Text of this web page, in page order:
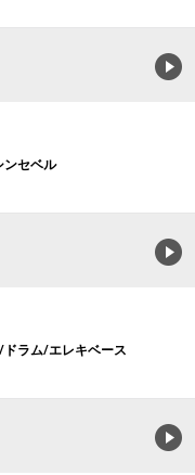
セベル
ラム/エレキベース